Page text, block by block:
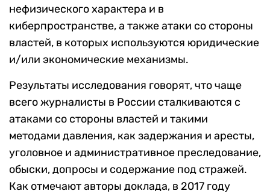
нефизического характера и в
киберпространстве, а также атаки со стороны
властей, в которых используются юридические
и/или экономические механизмы.
Результаты исследования говорят, что чаще
всего журналисты в России сталкиваются с
атаками со стороны властей и такими
методами давления, как задержания и аресты,
уголовное и административное преследование,
обыски, допросы и содержание под стражей.
Как отмечают авторы доклада, в 2017 году